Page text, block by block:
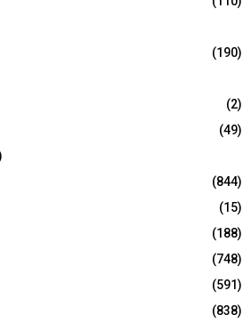
(190)
(2)
(49)
(844)
(15)
(188)
(748)
(591)
(838)